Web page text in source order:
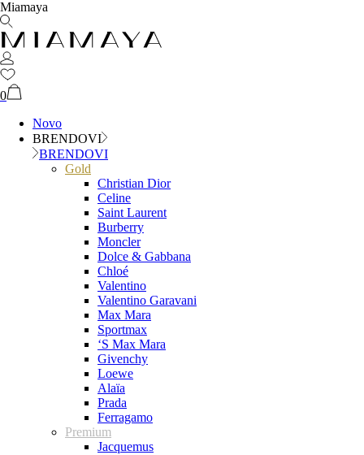
Miamaya
0
Novo
BRENDOVI
BRENDOVI
Gold
Christian Dior
Celine
Saint Laurent
Burberry
Moncler
Dolce & Gabbana
Chloé
Valentino
Valentino Garavani
Max Mara
Sportmax
‘S Max Mara
Givenchy
Loewe
Alaïa
Prada
Ferragamo
Premium
Jacquemus